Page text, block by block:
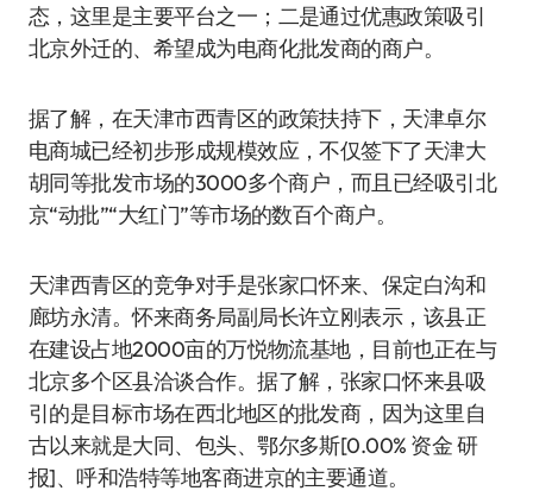
态，这里是主要平台之一；二是通过优惠政策吸引
北京外迁的、希望成为电商化批发商的商户。
据了解，在天津市西青区的政策扶持下，天津卓尔
电商城已经初步形成规模效应，不仅签下了天津大
胡同等批发市场的3000多个商户，而且已经吸引北
京“动批”“大红门”等市场的数百个商户。
天津西青区的竞争对手是张家口怀来、保定白沟和
廊坊永清。怀来商务局副局长许立刚表示，该县正
在建设占地2000亩的万悦物流基地，目前也正在与
北京多个区县洽谈合作。据了解，张家口怀来县吸
引的是目标市场在西北地区的批发商，因为这里自
古以来就是大同、包头、鄂尔多斯[0.00% 资金 研
报]、呼和浩特等地客商进京的主要通道。